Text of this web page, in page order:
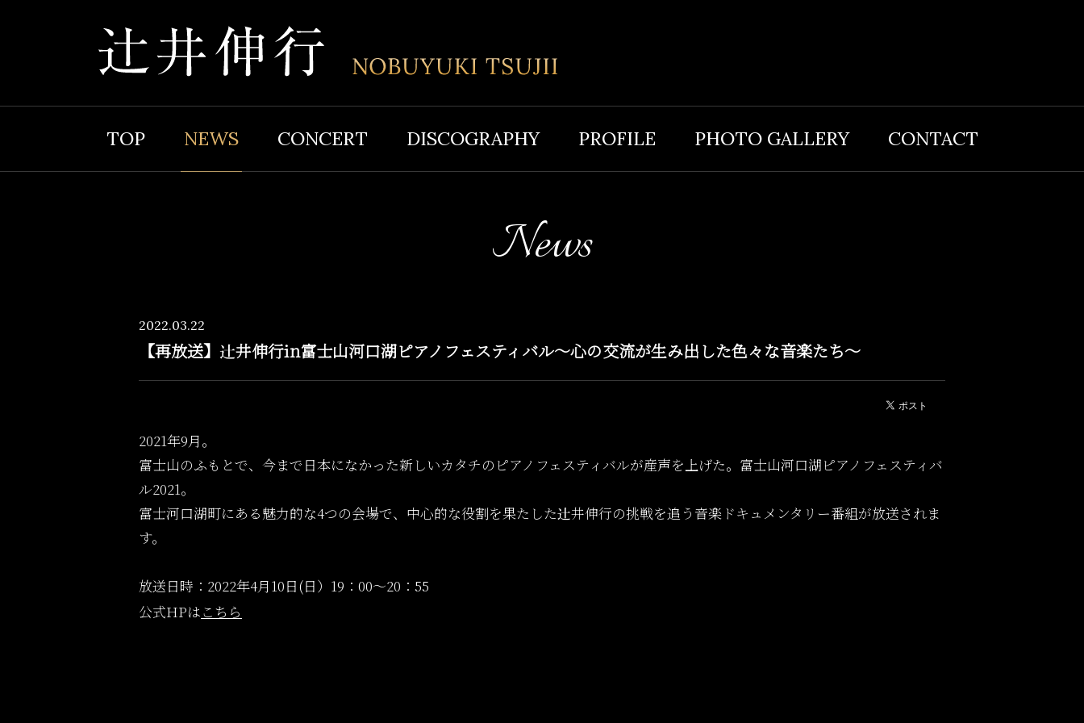
TOP NEWS CONCERT DISCOGRAPHY PROFILE PHOTO GALLERY CONTACT
News
2022.03.22
【再放送】辻井伸行in富士山河口湖ピアノフェスティバル～心の交流が生み出した色々な音楽たち～
2021年9月。
富士山のふもとで、今まで日本になかった新しいカタチのピアノフェスティバルが産声を上げた。富士山河口湖ピアノフェスティバ
ル2021。
富士河口湖町にある魅力的な4つの会場で、中心的な役割を果たした辻井伸行の挑戦を追う音楽ドキュメンタリー番組が放送されま
す。
放送日時：2022年4月10日(日）19：00～20：55
公式HPは こちら